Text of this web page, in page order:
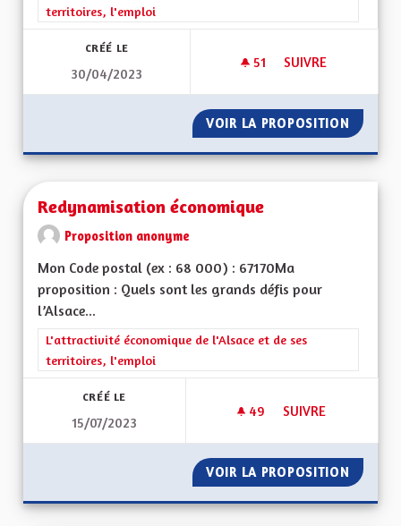
territoires, l'emploi
CRÉÉ LE
30/04/2023
51 51 ABONNÉS
SUIVRE
VOIR LA PROPOSITION
Redynamisation économique
Proposition anonyme
Mon Code postal (ex : 68 000) : 67170Ma
proposition : Quels sont les grands défis pour
l’Alsace...
Filtrer les résultats de la catégorie : L'attractivité
L'attractivité économique de l'Alsace et de ses
territoires, l'emploi
CRÉÉ LE
15/07/2023
49 49 ABONNÉS
SUIVRE
VOIR LA PROPOSITION